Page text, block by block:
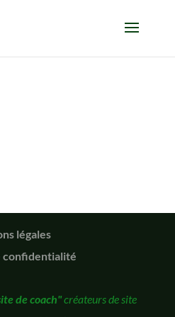
légales
confidentialité
de coach"créateurs de site